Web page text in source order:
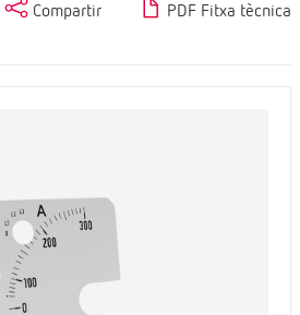
Compartir PDF Fitxa tècnica